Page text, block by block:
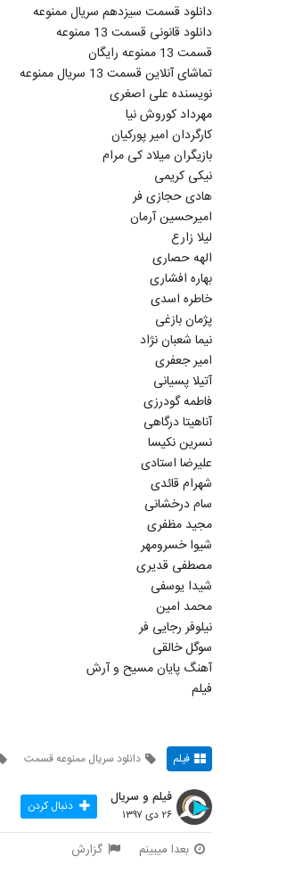
دانلود قسمت سیزدهم سریال ممنوعه
دانلود قانونی قسمت 13 ممنوعه
قسمت 13 ممنوعه رایگان
تماشای آنلاین قسمت 13 سریال ممنوعه
نویسنده علی اصغری
مهرداد کوروش نیا
کارگردان امیر پورکیان
بازیگران میلاد کی مرام
نیکی کریمی
هادی حجازی فر
امیرحسین آرمان
لیلا زارع
الهه حصاری
بهاره افشاری
خاطره اسدی
پژمان بازغی
نیما شعبان نژاد
امیر جعفری
آتیلا پسیانی
فاطمه گودرزی
آناهیتا درگاهی
نسرین نکیسا
علیرضا استادی
شهرام قائدی
سام درخشانی
مجید مظفری
شیوا خسرومهر
مصطفی قدیری
شیدا یوسفی
محمد امین
نیلوفر رجایی فر
سوگل خالقی
آهنگ پایان مسیح و آرش
فیلم
فیلم دانلود سریال ممنوعه قسمت
فیلم و سریال
۲۶ دی ۱۳۹۷ دنبال کردن
بعدا میبینم گزارش